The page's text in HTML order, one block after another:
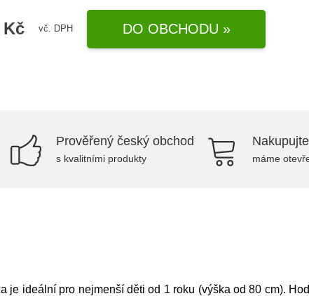
Kč vč. DPH DO OBCHODU »
Prověřený český obchod
s kvalitními produkty máme
ideální pro nejmenší děti od 1 roku (výška od 80 cm).